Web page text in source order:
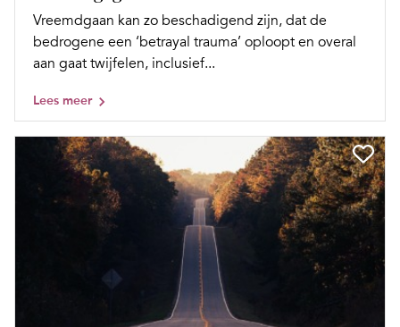
Vreemdgaan kan zo beschadigend zijn, dat de
bedrogene een ‘betrayal trauma’ oploopt en overal
aan gaat twijfelen, inclusief...
Lees meer